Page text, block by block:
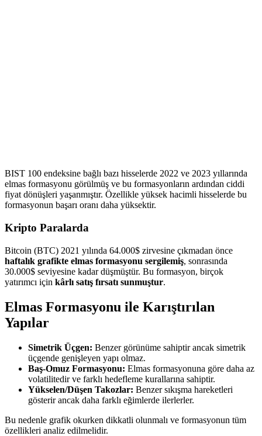
BIST 100 endeksine bağlı bazı hisselerde 2022 ve 2023 yıllarında
elmas formasyonu görülmüş ve bu formasyonların ardından ciddi
fiyat dönüşleri yaşanmıştır. Özellikle yüksek hacimli hisselerde bu
formasyonun başarı oranı daha yüksektir.
Kripto Paralarda
Bitcoin (BTC) 2021 yılında 64.000$ zirvesine çıkmadan önce
haftalık grafikte elmas formasyonu sergilemiş, sonrasında
30.000$ seviyesine kadar düşmüştür. Bu formasyon, birçok
yatırımcı için kârlı satış fırsatı sunmuştur.
Elmas Formasyonu ile Karıştırılan
Yapılar
Simetrik Üçgen: Benzer görünüme sahiptir ancak simetrik
üçgende genişleyen yapı olmaz.
Baş-Omuz Formasyonu: Elmas formasyonuna göre daha az
volatilitedir ve farklı hedefleme kurallarına sahiptir.
Yükselen/Düşen Takozlar: Benzer sıkışma hareketleri
gösterir ancak daha farklı eğimlerde ilerlerler.
Bu nedenle grafik okurken dikkatli olunmalı ve formasyonun tüm
özellikleri analiz edilmelidir.